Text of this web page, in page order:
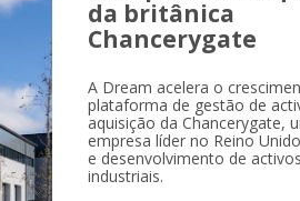
da britânica
Chancerygate
A Dream acelera o
plataforma de gestão de
aquisição da Chancerygate,
empresa líder no Reino
e desenvolvimento de activos
industriais.